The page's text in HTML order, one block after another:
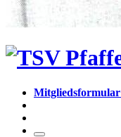
Mitgliedsformular